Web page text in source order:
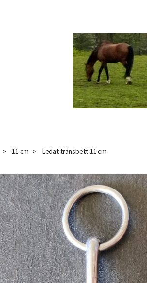
11 cm Ledat tränsbett 11 cm